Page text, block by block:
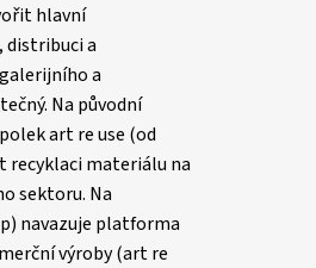
hlavní
distribuci a
a
Na původní
art re use (od
recyklaci materiálu na
sektoru. Na
navazuje platforma
výroby (art re